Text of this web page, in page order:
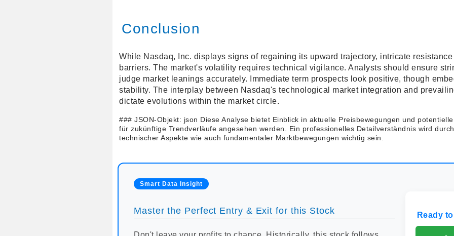
Conclusion
While Nasdaq, Inc. displays signs of regaining its upward trajectory, intricate
barriers. The market's volatility requires technical vigilance. Analysts should ensure
judge market leanings accurately. Immediate term prospects look positive, though
stability. The interplay between Nasdaq's technological market integration and
dictate evolutions within the market circle.
### JSON-Objekt: json Diese Analyse bietet Einblick in aktuelle Preisbewegungen und
für zukünftige Trendverläufe angesehen werden. Ein professionelles Detailverständnis wird
technischer Aspekte wie auch fundamentaler Marktbewegungen wichtig sein.
Smart Data Insight
Master the Perfect Entry & Exit for this Stock Ready